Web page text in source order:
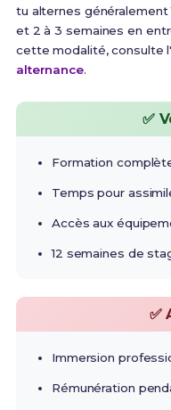
tu alternes
et 2 à 3 semaines en
cette modalité, consulte
alternance.
✅
Formation
Temps pour
Accès aux
12 semaines de
✅
Immersion
Rémunération